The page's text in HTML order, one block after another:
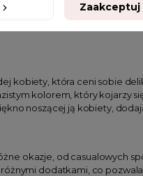
kobiety, która ceni sobie
kolorem, który kojarzy
noszącej ją kobiety,
okazje, od casualowych
różnymi dodatkami, co